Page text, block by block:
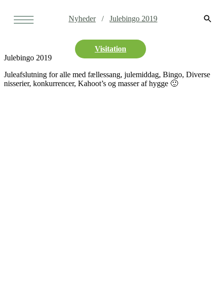
Nyheder Julebingo 2019
Visitation
Julebingo 2019
Juleafslutning for alle med fællessang, julemiddag, Bingo, Diverse
nisserier, konkurrencer, Kahoot’s og masser af hygge 🙂